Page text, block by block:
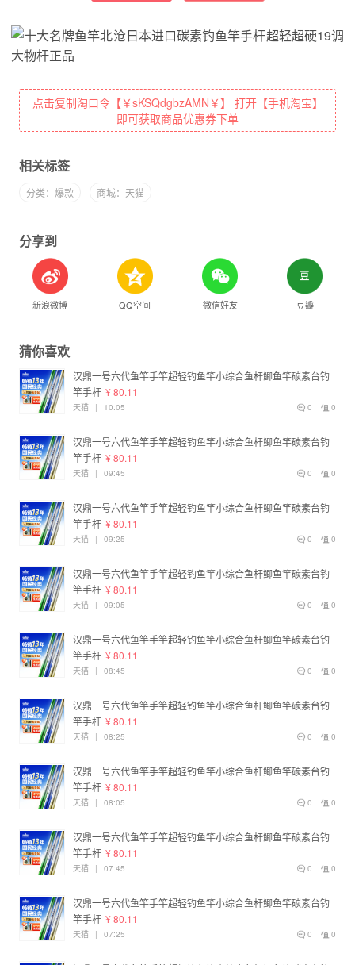
点击复制淘口令【￥sKSQdgbzAMN￥】 打开【手机淘宝】
即可获取商品优惠券下单
相关标签
分类：爆款 商城：天猫
分享到
新浪微博 QQ空间 微信好友 豆瓣
猜你喜欢
汉鼎一号六代鱼竿手竿超轻钓鱼竿小综合鱼杆鲫鱼竿碳素台钓
竿手杆 ¥ 80.11
0
0
天猫 | 10:05
汉鼎一号六代鱼竿手竿超轻钓鱼竿小综合鱼杆鲫鱼竿碳素台钓
竿手杆 ¥ 80.11
0
0
天猫 | 09:45
汉鼎一号六代鱼竿手竿超轻钓鱼竿小综合鱼杆鲫鱼竿碳素台钓
竿手杆 ¥ 80.11
0
0
天猫 | 09:25
汉鼎一号六代鱼竿手竿超轻钓鱼竿小综合鱼杆鲫鱼竿碳素台钓
竿手杆 ¥ 80.11
0
0
天猫 | 09:05
汉鼎一号六代鱼竿手竿超轻钓鱼竿小综合鱼杆鲫鱼竿碳素台钓
竿手杆 ¥ 80.11
0
0
天猫 | 08:45
汉鼎一号六代鱼竿手竿超轻钓鱼竿小综合鱼杆鲫鱼竿碳素台钓
竿手杆 ¥ 80.11
0
0
天猫 | 08:25
汉鼎一号六代鱼竿手竿超轻钓鱼竿小综合鱼杆鲫鱼竿碳素台钓
竿手杆 ¥ 80.11
0
0
天猫 | 08:05
汉鼎一号六代鱼竿手竿超轻钓鱼竿小综合鱼杆鲫鱼竿碳素台钓
竿手杆 ¥ 80.11
0
0
天猫 | 07:45
汉鼎一号六代鱼竿手竿超轻钓鱼竿小综合鱼杆鲫鱼竿碳素台钓
竿手杆 ¥ 80.11
0
0
天猫 | 07:25